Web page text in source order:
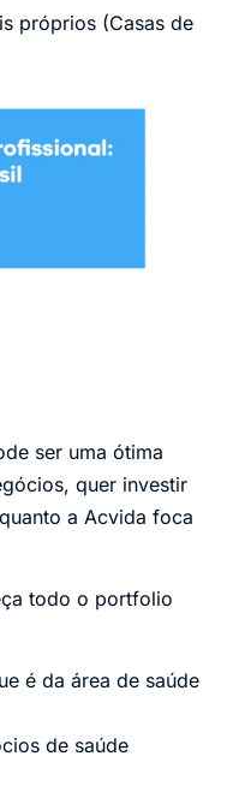
próprios (Casas de
ser uma ótima
quer investir
a Acvida foca
todo o portfolio
é da área de saúde
de saúde